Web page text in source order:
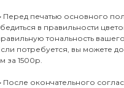
Перед печатью основного
в правильности
тональность
потребуется, вы можете
за 1500р.
После окончательного